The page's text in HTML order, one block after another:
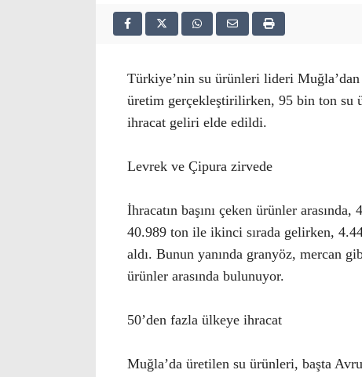
Türkiye’nin su ürünleri lideri
üretim gerçekleştirilirken, 95 bin ton su
ihracat geliri elde edildi.
Levrek ve Çipura zirvede
İhracatın başını çeken ürünler
40.989 ton ile ikinci sırada gelirken,
aldı. Bunun yanında granyöz, mercan
ürünler arasında bulunuyor.
50’den fazla ülkeye ihracat
Muğla’da üretilen su ürünleri, başta